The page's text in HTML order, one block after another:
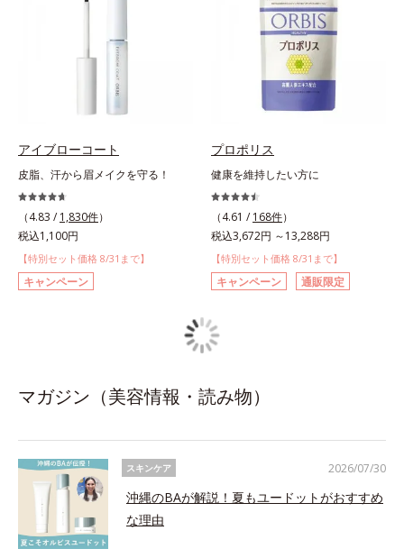
アイブローコート
皮脂、汗から眉メイクを守る！
（4.83 / 1,830件）
税込1,100円
【特別セット価格 8/31まで】
キャンペーン
プロポリス
健康を維持したい方に
（4.61 / 168件）
税込3,672円 ～13,288円
【特別セット価格 8/31まで】
キャンペーン 通販限定
マガジン（美容情報・読み物）
スキンケア
沖縄のBAが解説！夏もユードットがおすすめ
な理由
2026/07/30